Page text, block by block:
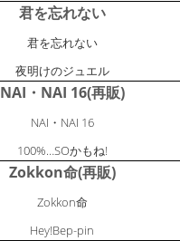
君を忘れない
君を忘れない
夜明けのジュエル
NAI・NAI 16(再販)
NAI・NAI 16
100%…SOかもね!
Zokkon命(再販)
Zokkon命
Hey!Bep-pin